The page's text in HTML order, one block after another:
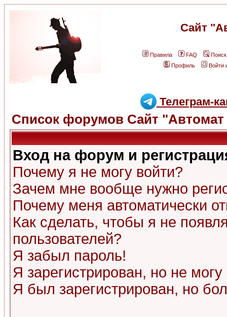
Сайт
Правила FAQ
Поиск
Профиль
Войти
Телеграм-
Список форумов Сайт "Автомат
Вход на форум и
Почему я не могу войти?
Зачем мне вообще нужно
Почему меня автоматически
Как сделать, чтобы я не
пользователей?
Я забыл пароль!
Я зарегистрирован, но не могу
Я был зарегистрирован, но